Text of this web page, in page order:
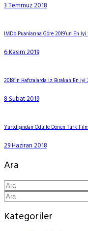
3 Temmuz 2018
IMDb Puanlarına Göre 2019’un En
6 Kasım 2019
2018’in Hafızalarda İz Bırakan En
8 Şubat 2019
Yurtdışından Ödülle Dönen Türk
29 Haziran 2018
Ara
Kategoriler